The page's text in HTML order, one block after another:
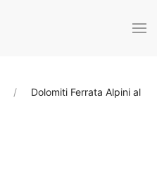
Dolomiti Ferrata Alpini al